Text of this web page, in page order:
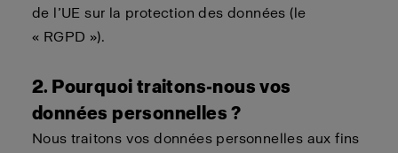
de l’UE sur la protection des données (le
« RGPD »).
2. Pourquoi traitons-nous vos
données personnelles ?
Nous traitons vos données personnelles aux fins